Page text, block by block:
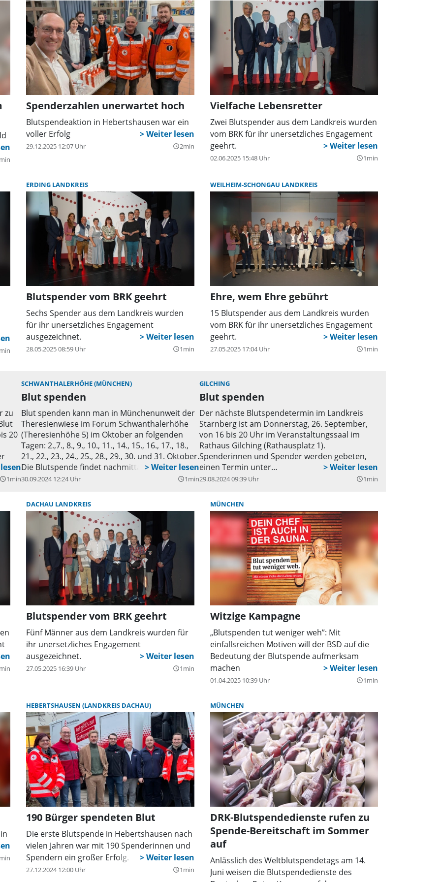
Spenderzahlen unerwartet hoch
Blutspendeaktion in Hebertshausen war ein
voller Erfolg
29.12.2025 12:07 Uhr query_builder2min
Vielfache Lebensretter
Zwei Blutspender aus dem Landkreis wurden
vom BRK für ihr unersetzliches Engagement
geehrt.
02.06.2025 15:48 Uhr query_builder1min
ERDING LANDKREIS
Blutspender vom BRK geehrt
Sechs Spender aus dem Landkreis wurden
für ihr unersetzliches Engagement
ausgezeichnet.
28.05.2025 08:59 Uhr query_builder1min
WEILHEIM-SCHONGAU LANDKREIS
Ehre, wem Ehre gebührt
15 Blutspender aus dem Landkreis wurden
vom BRK für ihr unersetzliches Engagement
geehrt.
27.05.2025 17:04 Uhr query_builder1min
zu
20
query_builder1min
SCHWANTHALERHÖHE (MÜNCHEN)
Blut spenden
Blut spenden kann man in Münchenunweit der
Theresienwiese im Forum Schwanthalerhöhe
(Theresienhöhe 5) im Oktober an folgenden
Tagen: 2.,7., 8., 9., 10., 11., 14., 15., 16., 17., 18.,
21., 22., 23., 24., 25., 28., 29., 30. und 31. Oktober.
Die Blutspende findet nachmittags ab 14 Uhr
bis 19 Uhr und teilweise auch bis 20 Uhr im
online unter
www.blutspendedienst.com/blutspendetermine/
buchen. Kontakt aufnehmen kann man unter
Tel. 0800/1194911 oder per Mail an
info@blutspendedienst.com.
30.09.2024 12:24 Uhr query_builder1min
GILCHING
Blut spenden
Der nächste Blutspendetermin im Landkreis
Starnberg ist am Donnerstag, 26. September,
von 16 bis 20 Uhr im Veranstaltungssaal im
Rathaus Gilching (Rathausplatz 1).
Spenderinnen und Spender werden gebeten,
einen Termin unter
www.blutspendedienst.com/gilching
29.08.2024 09:39 Uhr query_builder1min
DACHAU LANDKREIS
Blutspender vom BRK geehrt
Fünf Männer aus dem Landkreis wurden für
ihr unersetzliches Engagement
ausgezeichnet.
27.05.2025 16:39 Uhr query_builder1min
MÜNCHEN
Witzige Kampagne
„Blutspenden tut weniger weh”: Mit
einfallsreichen Motiven will der BSD auf die
Bedeutung der Blutspende aufmerksam
machen
01.04.2025 10:39 Uhr query_builder1min
HEBERTSHAUSEN (LANDKREIS DACHAU)
190 Bürger spendeten Blut
Die erste Blutspende in Hebertshausen nach
vielen Jahren war mit 190 Spenderinnen und
Spendern ein großer Erfolg.
27.12.2024 12:00 Uhr query_builder1min
MÜNCHEN
DRK-Blutspendedienste rufen zu
Spende-Bereitschaft im Sommer
auf
Anlässlich des Weltblutspendetags am 14.
Juni weisen die Blutspendedienste des